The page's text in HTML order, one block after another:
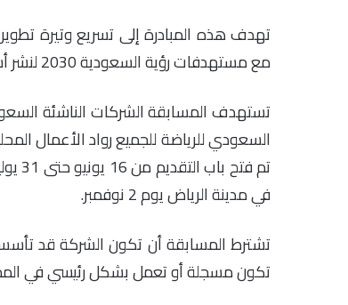
تهدف هذه المبادرة إلى تسريع وتيرة
مع مستهدفات رؤية السعودية 2030 لنشر أسلوب حياة نشط وصحي.
تستهدف المسابقة الشركات الناشئة
السعودي للرياضة للجميع رواد الأعمال
في مدينة الرياض يوم 2 نوفمبر.
تشترط المسابقة أن تكون الشركة قد
تكون مسجلة أو تعمل بشكل رئيسي في